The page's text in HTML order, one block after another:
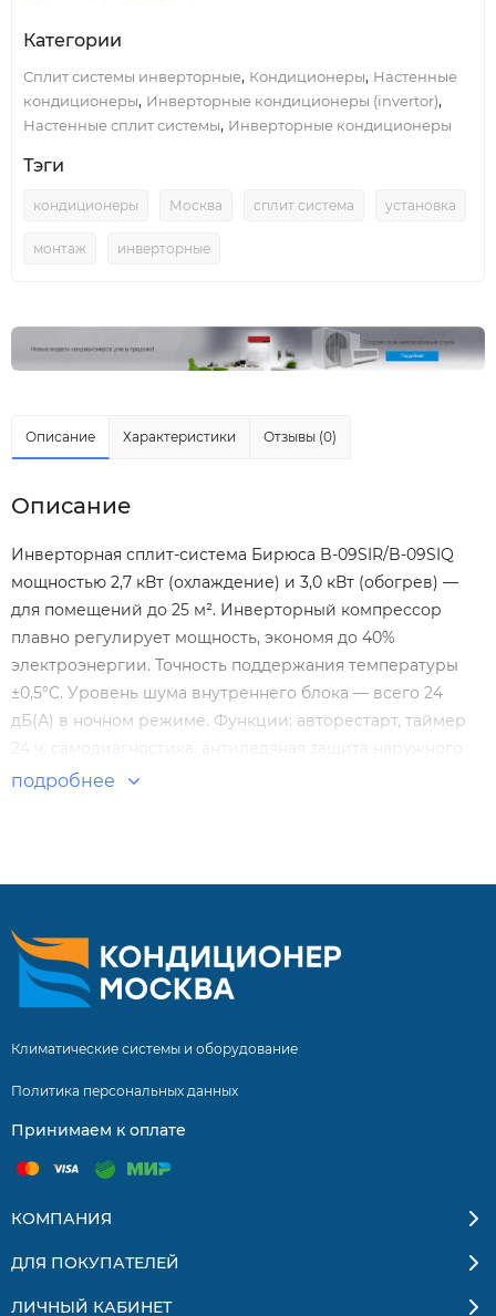
Категории
Сплит системы инверторные, Кондиционеры, Настенные
кондиционеры, Инверторные кондиционеры (invertor),
Настенные сплит системы, Инверторные кондиционеры
Тэги
кондиционеры Москва сплит система установка
монтаж инверторные
Описание Характеристики Отзывы (0)
Описание
Инверторная сплит-система Бирюса B-09SIR/B-09SIQ
мощностью 2,7 кВт (охлаждение) и 3,0 кВт (обогрев) —
для помещений до 25 м². Инверторный компрессор
плавно регулирует мощность, экономя до 40%
электроэнергии. Точность поддержания температуры
±0,5°C. Уровень шума внутреннего блока — всего 24
дБ(А) в ночном режиме. Функции: авторестарт, таймер
24 ч, самодиагностика, антиледяная защита наружного
блока. Хладагент R410A. Внешний блок работает при
Надежное решение для спальни или детской.
подробнее
Климатические системы и оборудование
Политика персональных данных
Принимаем к оплате
КОМПАНИЯ
ДЛЯ ПОКУПАТЕЛЕЙ
ЛИЧНЫЙ КАБИНЕТ